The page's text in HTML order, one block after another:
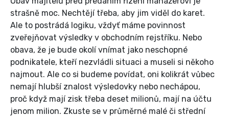
strašně moc. Nechtějí třeba, aby jim viděl do karet.
Ale to postrádá logiku, vždyť máme povinnost
zveřejňovat výsledky v obchodním rejstříku. Nebo
obava, že je bude okolí vnímat jako neschopné
podnikatele, kteří nezvládli situaci a museli si někoho
najmout. Ale co si budeme povídat, oni kolikrát vůbec
nemají hlubší znalost výsledovky nebo nechápou,
proč když mají zisk třeba deset milionů, mají na účtu
jenom milion. Zkuste se v průměrné malé či střední